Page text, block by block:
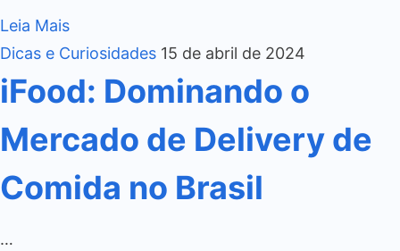
Leia Mais
Dicas e Curiosidades 15 de abril de 2024
iFood: Dominando o
Mercado de Delivery de
Comida no Brasil
…